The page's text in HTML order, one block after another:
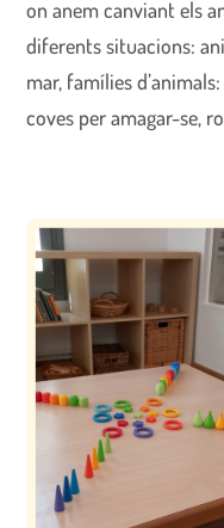
on anem canviant els
diferents situacions:
mar, famílies
coves per amagar-se,